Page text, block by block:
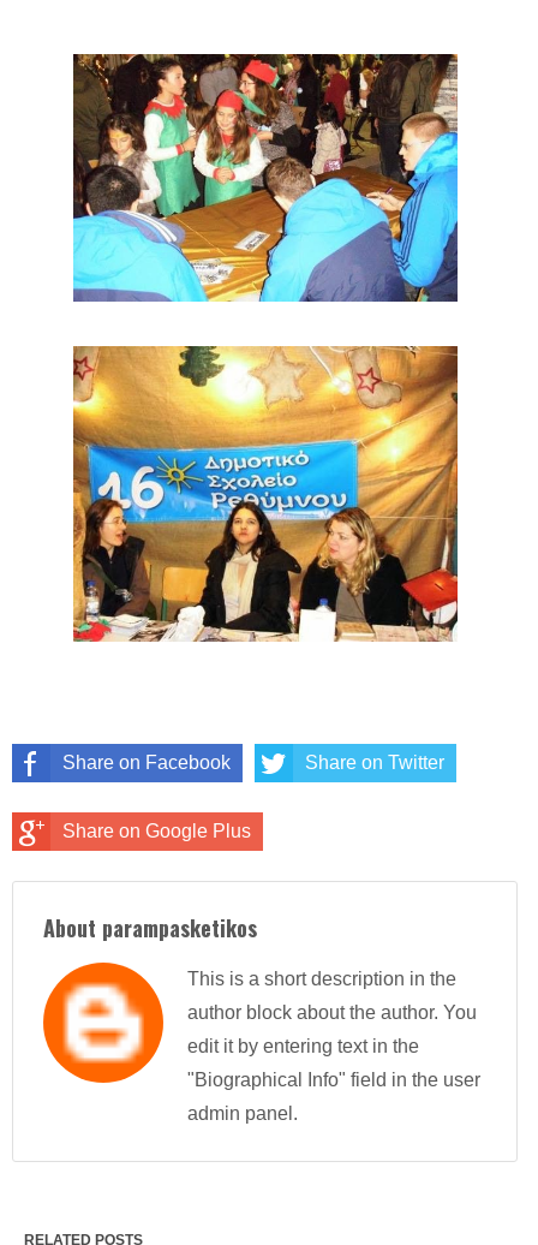
Share on Facebook Share on Twitter
Share on Google Plus
About parampasketikos
This is a short description in the
author block about the author. You
edit it by entering text in the
"Biographical Info" field in the user
admin panel.
RELATED POSTS